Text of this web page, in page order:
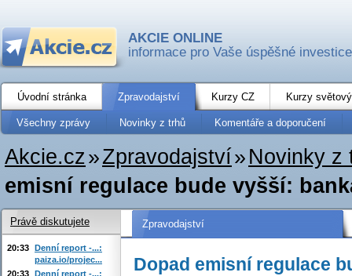
AKCIE ONLINE
informace pro Vaše úspěšné investice
Úvodní stránka Zpravodajství Kurzy CZ Kurzy
Všechny zprávy Novinky z trhů Komentáře a doporučení
Akcie.cz»Zpravodajství» Novinky z
emisní regulace bude vyšší:
Zpravodajství
Dopad emisní regulace
Právě diskutujete
20:33 Denní report -...:
paiza.io/projec...
20:33 Denní report -...: